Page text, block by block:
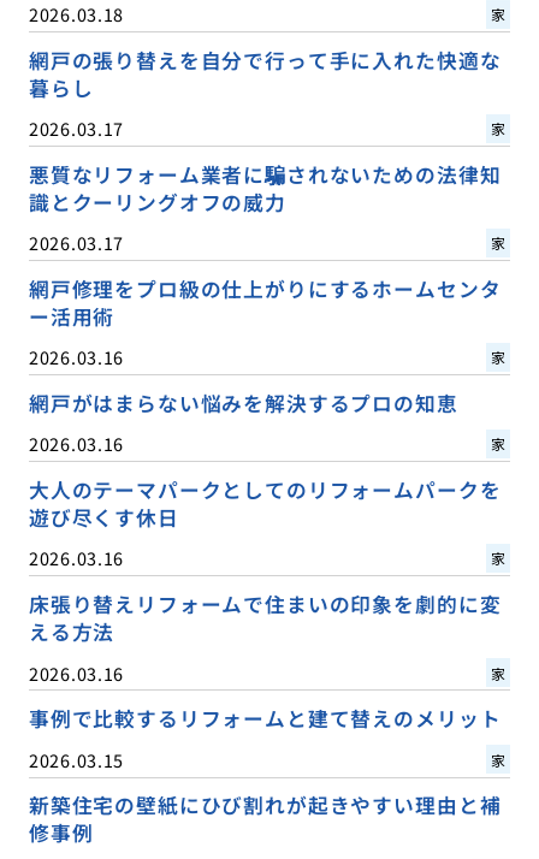
2026.03.18 家
網戸の張り替えを自分で行って手に入れた快適な
暮らし
2026.03.17 家
悪質なリフォーム業者に騙されないための法律知
識とクーリングオフの威力
2026.03.17 家
網戸修理をプロ級の仕上がりにするホームセンタ
ー活用術
2026.03.16 家
網戸がはまらない悩みを解決するプロの知恵
2026.03.16 家
大人のテーマパークとしてのリフォームパークを
遊び尽くす休日
2026.03.16 家
床張り替えリフォームで住まいの印象を劇的に変
える方法
2026.03.16 家
事例で比較するリフォームと建て替えのメリット
2026.03.15 家
新築住宅の壁紙にひび割れが起きやすい理由と補
修事例